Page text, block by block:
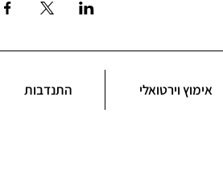
אימוץ וירטואלי התנדבות